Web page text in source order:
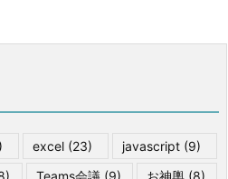
excel (23) javascript (9)